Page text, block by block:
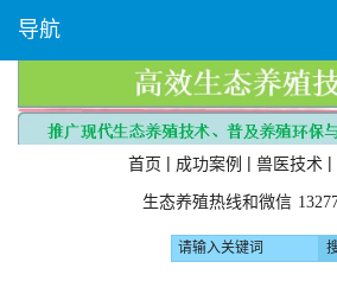
导航
首页 | 成功案例 | 兽医技术 |
生态养殖热线和微信